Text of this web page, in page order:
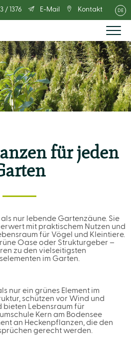
/ 1376 E-Mail Kontakt DE
für jeden
nur lebende Gartenzäune. Sie
mit praktischem Nutzen und
für Vögel und Kleintiere.
Oase oder Strukturgeber –
zu den vielseitigsten
im Garten.
nur ein grünes Element im
schützen vor Wind und
bieten Lebensraum für
Kern am Bodensee
an Heckenpflanzen, die den
gerecht werden.